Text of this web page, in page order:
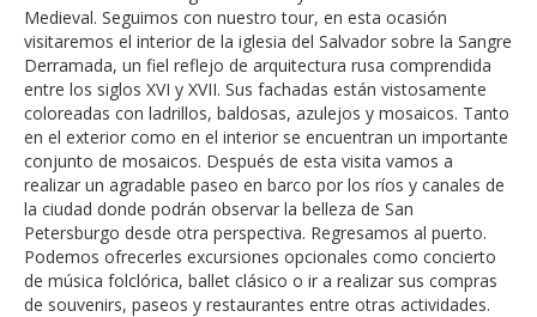
Medieval. Seguimos con nuestro tour, en esta ocasión
visitaremos el interior de la iglesia del Salvador sobre la Sangre
Derramada, un fiel reflejo de arquitectura rusa comprendida
entre los siglos XVI y XVII. Sus fachadas están vistosamente
coloreadas con ladrillos, baldosas, azulejos y mosaicos. Tanto
en el exterior como en el interior se encuentran un importante
conjunto de mosaicos. Después de esta visita vamos a
realizar un agradable paseo en barco por los ríos y canales de
la ciudad donde podrán observar la belleza de San
Petersburgo desde otra perspectiva. Regresamos al puerto.
Podemos ofrecerles excursiones opcionales como concierto
de música folclórica, ballet clásico o ir a realizar sus compras
de souvenirs, paseos y restaurantes entre otras actividades.